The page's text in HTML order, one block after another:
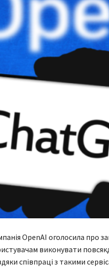
OpenAI оголосила про
виконувати
співпраці з такими